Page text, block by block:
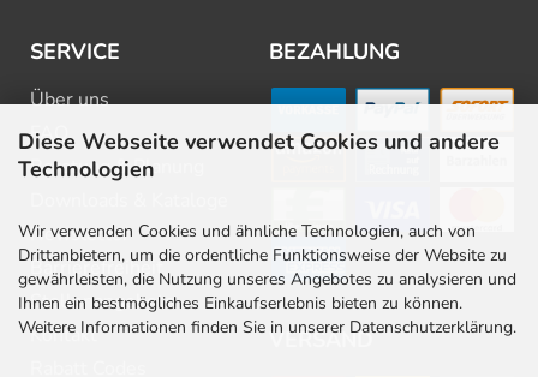
Diese Webseite verwendet Cookies und andere
Technologien
Wir verwenden Cookies und ähnliche Technologien, auch von
Drittanbietern, um die ordentliche Funktionsweise der Website zu
gewährleisten, die Nutzung unseres Angebotes zu analysieren und
Ihnen ein bestmögliches Einkaufserlebnis bieten zu können.
Weitere Informationen finden Sie in unserer Datenschutzerklärung.
SERVICE
Über uns
FAQ
Beratung & Planung
Newsletter
Barrierefreiheit
Stellenangebote
Kontakt
BEZAHLUNG
VERSAND